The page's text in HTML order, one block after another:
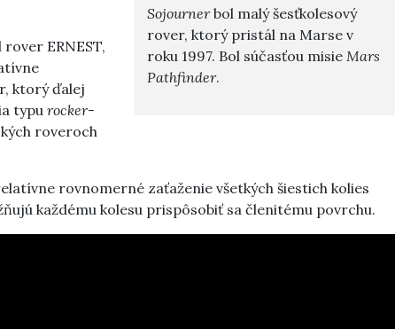
Sojournerbol malý šesťkolesový
rover, ktorý pristál na Marse v
roku 1997. Bol súčasťou misie Mars
Pathfinder.
ERNEST,
ktorý ďalej
typu rocker-
roveroch
rovnomerné zaťaženie všetkých šiestich kolies
každému kolesu prispôsobiť sa členitému povrchu.